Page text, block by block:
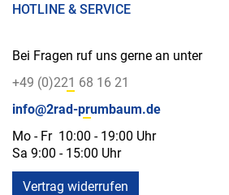
HOTLINE & SERVICE
Bei Fragen ruf uns gerne an unter
+49 (0)221 68 16 21
info@2rad-prumbaum.de
Mo - Fr 10:00 - 19:00 Uhr
Sa 9:00 - 15:00 Uhr
Vertrag widerrufen